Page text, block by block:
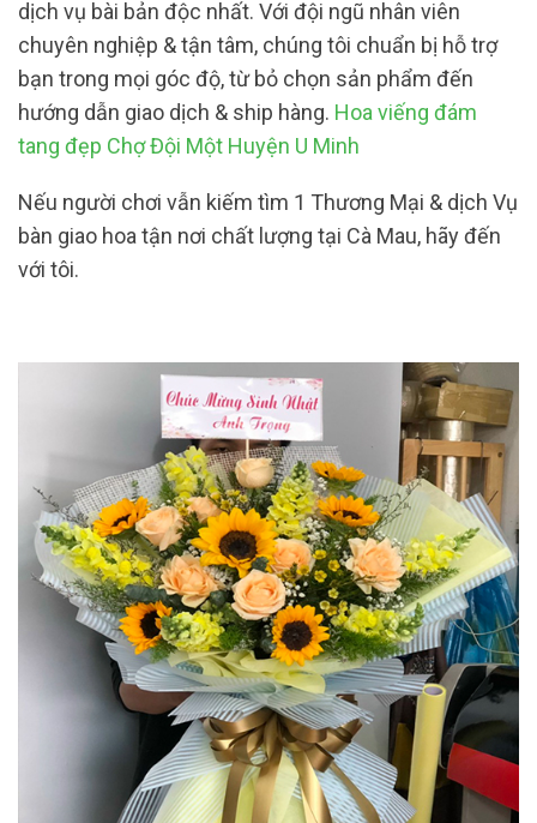
dịch vụ bài bản độc nhất. Với đội ngũ nhân viên
chuyên nghiệp & tận tâm, chúng tôi chuẩn bị hỗ trợ
bạn trong mọi góc độ, từ bỏ chọn sản phẩm đến
hướng dẫn giao dịch & ship hàng. Hoa viếng đám
tang đẹp Chợ Đội Một Huyện U Minh
Nếu người chơi vẫn kiếm tìm 1 Thương Mại & dịch Vụ
bàn giao hoa tận nơi chất lượng tại Cà Mau, hãy đến
với tôi.